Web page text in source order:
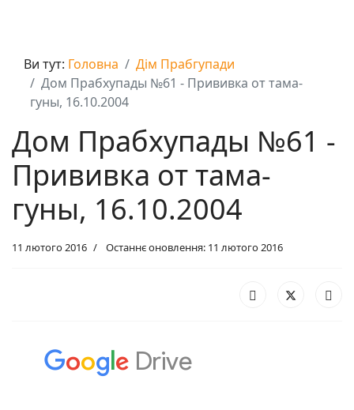
Ви тут: Головна
Дім Прабгупади
Дом Прабхупады №61 - Прививка от тама-
гуны, 16.10.2004
Дом Прабхупады №61 -
Прививка от тама-
гуны, 16.10.2004
11 лютого 2016 Останнє оновлення: 11 лютого 2016